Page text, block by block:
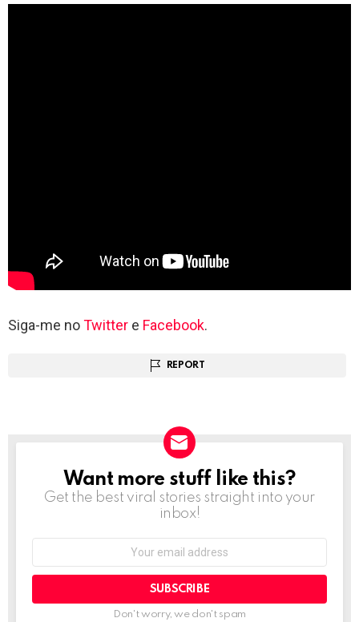
Siga-me noTwitter e Facebook.
REPORT
NEWSLETTER
Want more stuff like this?
Get the best viral stories straight into your
inbox!
Don't worry, we don't spam